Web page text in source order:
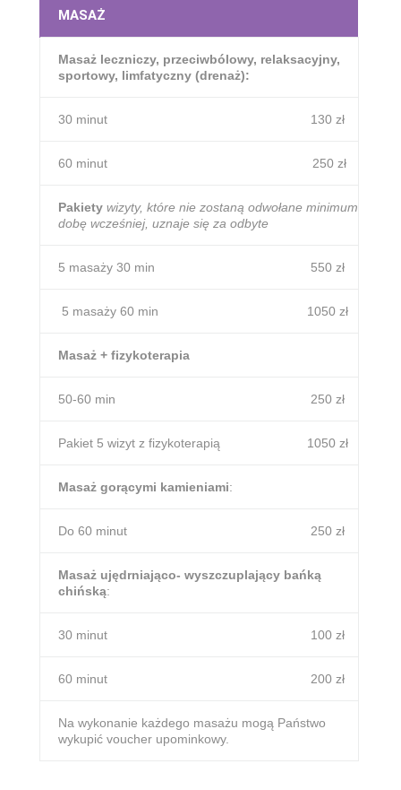
MASAŻ
Masaż leczniczy, przeciwbólowy, relaksacyjny,
sportowy, limfatyczny (drenaż):
30 minut 130 zł
60 minut 250 zł
Pakietywizyty, które nie zostaną odwołane minimum
dobę wcześniej, uznaje się za odbyte
5 masaży 30 min 550 zł
5 masaży 60 min 1050 zł
Masaż + fizykoterapia
50-60 min 250 zł
Pakiet 5 wizyt z fizykoterapią 1050 zł
Masaż gorącymi kamieniami:
Do 60 minut 250 zł
Masaż ujędrniająco- wyszczuplający bańką
chińską:
30 minut 100 zł
60 minut 200 zł
Na wykonanie każdego masażu mogą Państwo
wykupić voucher upominkowy.